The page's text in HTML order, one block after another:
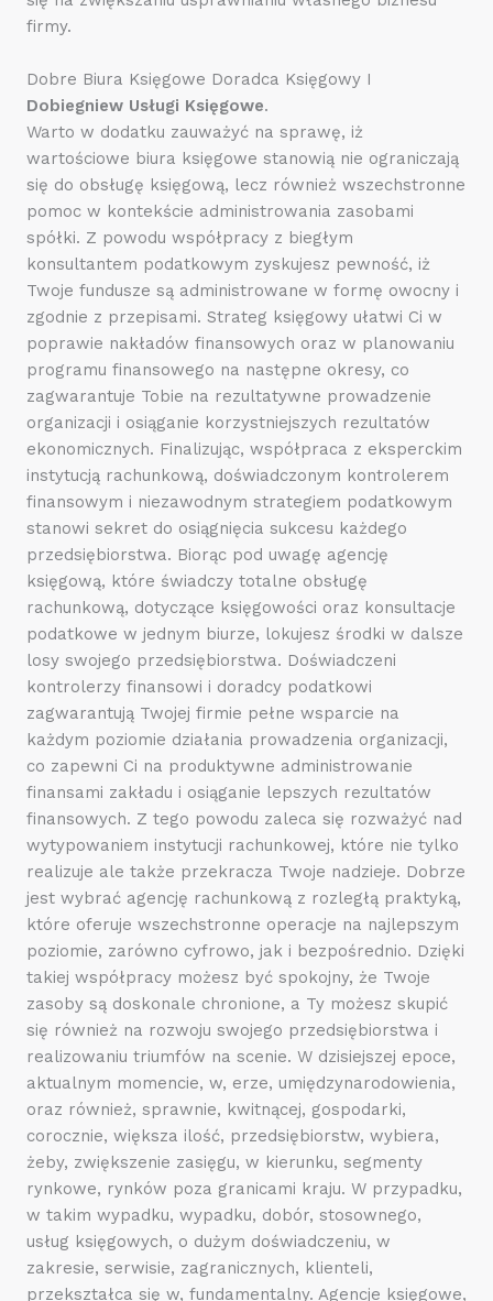
firmy.
Dobre Biura Księgowe Doradca Księgowy I
Dobiegniew Usługi Księgowe.
Warto w dodatku zauważyć na sprawę, iż
wartościowe biura księgowe stanowią nie ograniczają
się do obsługę księgową, lecz również wszechstronne
pomoc w kontekście administrowania zasobami
spółki. Z powodu współpracy z biegłym
konsultantem podatkowym zyskujesz pewność, iż
Twoje fundusze są administrowane w formę owocny i
zgodnie z przepisami. Strateg księgowy ułatwi Ci w
poprawie nakładów finansowych oraz w planowaniu
programu finansowego na następne okresy, co
zagwarantuje Tobie na rezultatywne prowadzenie
organizacji i osiąganie korzystniejszych rezultatów
ekonomicznych. Finalizując, współpraca z eksperckim
instytucją rachunkową, doświadczonym kontrolerem
finansowym i niezawodnym strategiem podatkowym
stanowi sekret do osiągnięcia sukcesu każdego
przedsiębiorstwa. Biorąc pod uwagę agencję
księgową, które świadczy totalne obsługę
rachunkową, dotyczące księgowości oraz konsultacje
podatkowe w jednym biurze, lokujesz środki w dalsze
losy swojego przedsiębiorstwa. Doświadczeni
kontrolerzy finansowi i doradcy podatkowi
zagwarantują Twojej firmie pełne wsparcie na
każdym poziomie działania prowadzenia organizacji,
co zapewni Ci na produktywne administrowanie
finansami zakładu i osiąganie lepszych rezultatów
finansowych. Z tego powodu zaleca się rozważyć nad
wytypowaniem instytucji rachunkowej, które nie tylko
realizuje ale także przekracza Twoje nadzieje. Dobrze
jest wybrać agencję rachunkową z rozległą praktyką,
które oferuje wszechstronne operacje na najlepszym
poziomie, zarówno cyfrowo, jak i bezpośrednio. Dzięki
takiej współpracy możesz być spokojny, że Twoje
zasoby są doskonale chronione, a Ty możesz skupić
się również na rozwoju swojego przedsiębiorstwa i
realizowaniu triumfów na scenie. W dzisiejszej epoce,
aktualnym momencie, w, erze, umiędzynarodowienia,
oraz również, sprawnie, kwitnącej, gospodarki,
corocznie, większa ilość, przedsiębiorstw, wybiera,
żeby, zwiększenie zasięgu, w kierunku, segmenty
rynkowe, rynków poza granicami kraju. W przypadku,
w takim wypadku, wypadku, dobór, stosownego,
usług księgowych, o dużym doświadczeniu, w
zakresie, serwisie, zagranicznych, klienteli,
przekształca się w, fundamentalny. Agencje księgowe,